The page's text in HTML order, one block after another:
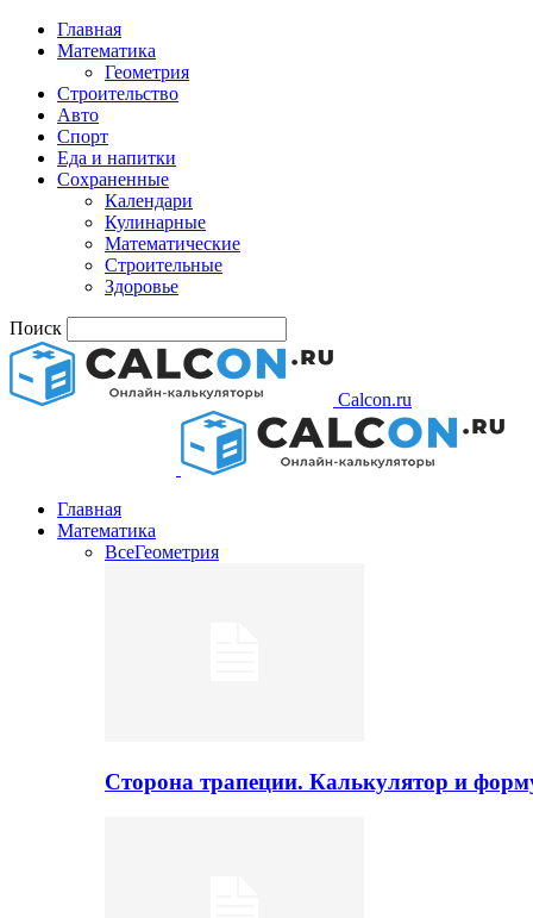
Главная
Математика
Геометрия
Строительство
Авто
Спорт
Еда и напитки
Сохраненные
Календари
Кулинарные
Математические
Строительные
Здоровье
Поиск
Calcon.ru
Главная
Математика
ВсеГеометрия
Сторона трапеции. Калькулятор и